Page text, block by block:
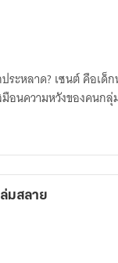
ระหลาด? เซนต์ คือเด็
มือนความหวังของคนก
มสลาย